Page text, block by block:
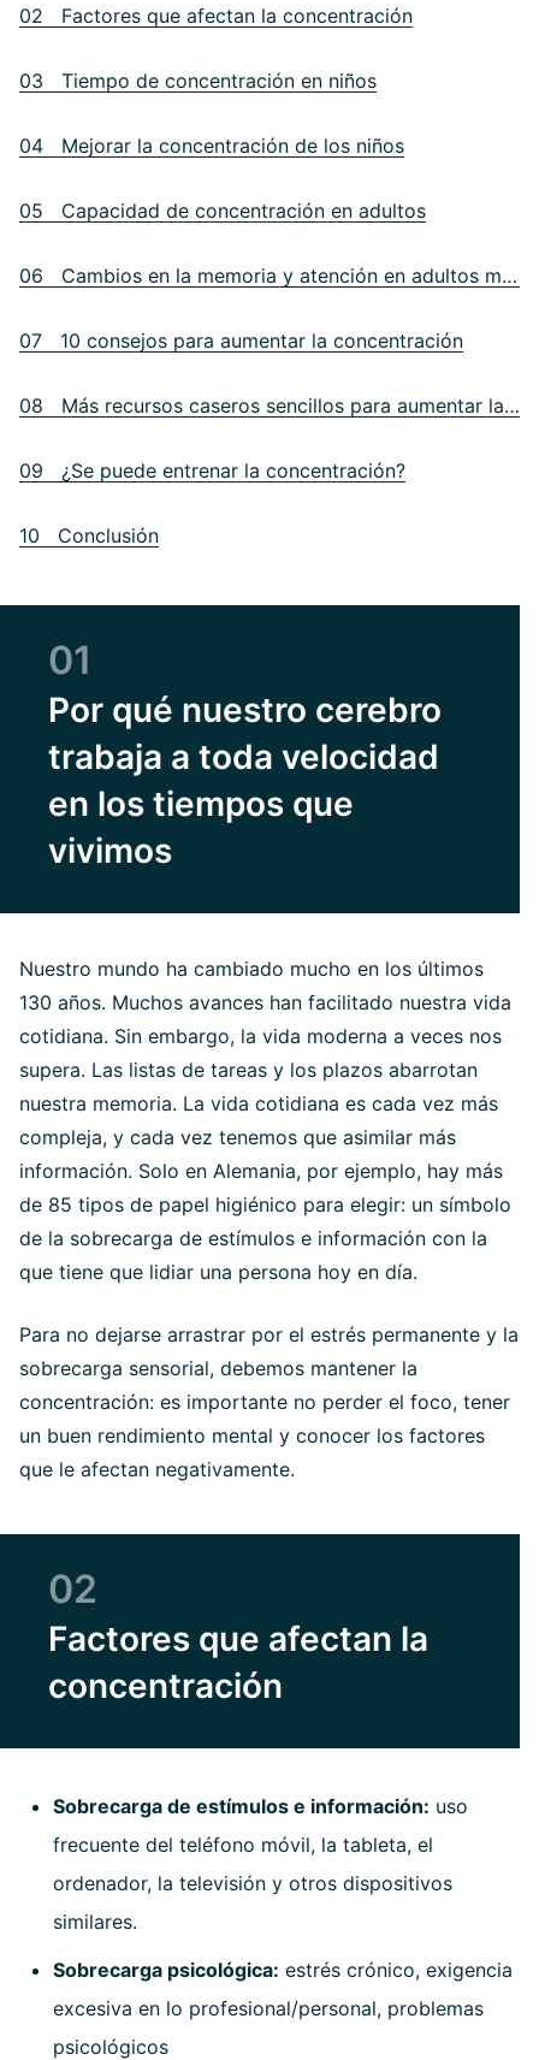
02 Factores que afectan la concentración
03 Tiempo de concentración en niños
04 Mejorar la concentración de los niños
05 Capacidad de concentración en adultos
06 Cambios en la memoria y atención en adultos mayores
07 10 consejos para aumentar la concentración
08 Más recursos caseros sencillos para aumentar la concentración
09 ¿Se puede entrenar la concentración?
10 Conclusión
01
Por qué nuestro cerebro
trabaja a toda velocidad
en los tiempos que
vivimos
Nuestro mundo ha cambiado mucho en los últimos
130 años. Muchos avances han facilitado nuestra vida
cotidiana. Sin embargo, la vida moderna a veces nos
supera. Las listas de tareas y los plazos abarrotan
nuestra memoria. La vida cotidiana es cada vez más
compleja, y cada vez tenemos que asimilar más
información. Solo en Alemania, por ejemplo, hay más
de 85 tipos de papel higiénico para elegir: un símbolo
de la sobrecarga de estímulos e información con la
que tiene que lidiar una persona hoy en día.
Para no dejarse arrastrar por el estrés permanente y la
sobrecarga sensorial, debemos mantener la
concentración: es importante no perder el foco, tener
un buen rendimiento mental y conocer los factores
que le afectan negativamente.
02
Factores que afectan la
concentración
Sobrecarga de estímulos e información: uso
frecuente del teléfono móvil, la tableta, el
ordenador, la televisión y otros dispositivos
similares.
Sobrecarga psicológica: estrés crónico, exigencia
excesiva en lo profesional/personal, problemas
psicológicos